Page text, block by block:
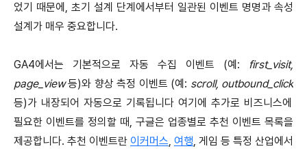
었기 때문에, 초기 설계 단계에서부터 일관된 이벤트 명명과 속성
설계가 매우 중요합니다.
GA4에서는 기본적으로 자동 수집 이벤트 (예: first_visit,
page_view등)와 향상 측정 이벤트 (예: scroll, outbound_click
등)가 내장되어 자동으로 기록됩니다 여기에 추가로 비즈니스에
필요한 이벤트를 정의할 때, 구글은 업종별로 추천 이벤트 목록을
제공합니다. 추천 이벤트란 이커머스, 여행, 게임 등 특정 산업에서